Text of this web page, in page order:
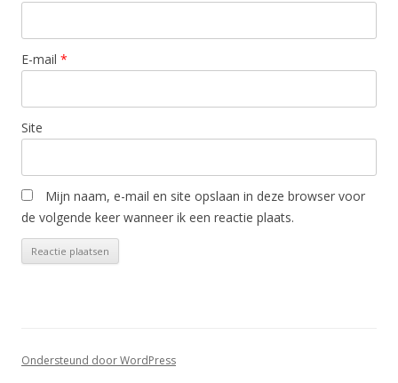
E-mail *
Site
Mijn naam, e-mail en site opslaan in deze browser voor
de volgende keer wanneer ik een reactie plaats.
Ondersteund door WordPress